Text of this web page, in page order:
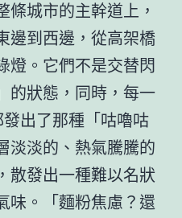
城市的主幹道上，
邊到西邊，從高架橋
燈。它們不是交替閃
的狀態，同時，每一
發出了那種「咕嚕咕
淡淡的、熱氣騰騰的
散發出一種難以名狀
。「麵粉焦慮？還